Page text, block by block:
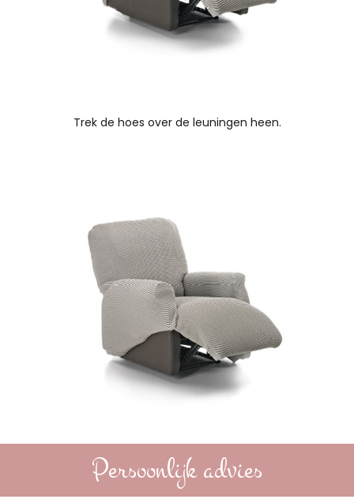
Trek de hoes over de leuningen heen.
Persoonlijk advies